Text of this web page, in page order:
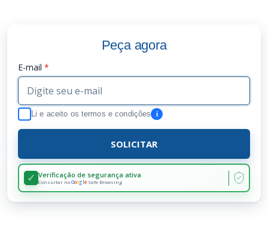
✓ Verificação de segurança ativa
Consultar noGoogle Safe Browsing
Peça agora
E-mail *
Li e aceito os termos e condições i
SOLICITAR